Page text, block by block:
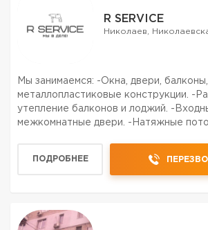
R SERVICE
Николаев,
Мы занимаемся: -Окна, двери, балконы,
металлопластиковые конструкции. -
утепление балконов и лоджий. -
межкомнатные двери. -Натяжные
-Подоконники, отливы, козырьки. Опыт
ПОДРОБНЕЕ